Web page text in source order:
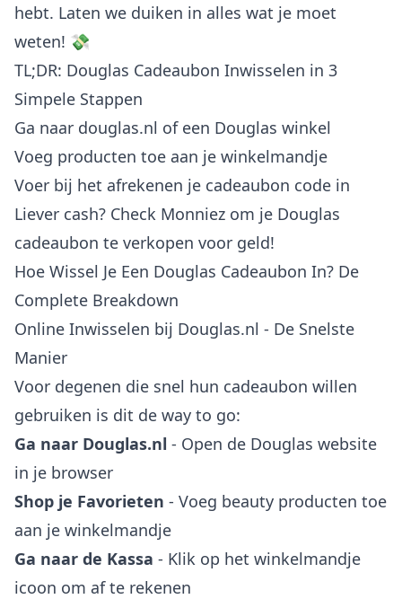
hebt. Laten we duiken in alles wat je moet
weten! 💸
TL;DR: Douglas Cadeaubon Inwisselen in 3
Simpele Stappen
Ga naar douglas.nl of een Douglas winkel
Voeg producten toe aan je winkelmandje
Voer bij het afrekenen je cadeaubon code in
Liever cash? Check Monniez om je Douglas
cadeaubon te verkopen voor geld!
Hoe Wissel Je Een Douglas Cadeaubon In? De
Complete Breakdown
Online Inwisselen bij Douglas.nl - De Snelste
Manier
Voor degenen die snel hun cadeaubon willen
gebruiken is dit de way to go:
Ga naar Douglas.nl - Open de Douglas website
in je browser
Shop je Favorieten - Voeg beauty producten toe
aan je winkelmandje
Ga naar de Kassa - Klik op het winkelmandje
icoon om af te rekenen